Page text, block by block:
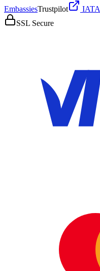
EmbassiesTrustpilot
IATA
SSL Secure